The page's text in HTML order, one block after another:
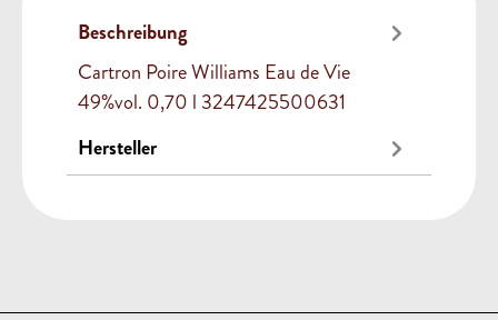
Beschreibung
Cartron Poire Williams Eau de Vie
49%vol. 0,70 l 3247425500631
Hersteller